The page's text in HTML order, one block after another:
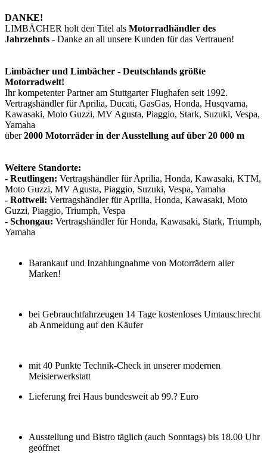
DANKE!
LIMBÄCHER holt den Titel als Motorradhändler des
Jahrzehnts - Danke an all unsere Kunden für das Vertrauen!
Limbächer und Limbächer - Deutschlands größte
Motorradwelt!
Ihr kompetenter Partner am Stuttgarter Flughafen seit 1992.
Vertragshändler für Aprilia, Ducati, GasGas, Honda, Husqvarna,
Kawasaki, Moto Guzzi, MV Agusta, Piaggio, Stark, Suzuki, Vespa,
Yamaha
über2000 Motorräder in der Ausstellung auf über 20 000 m
Weitere Standorte:
- Reutlingen: Vertragshändler für Aprilia, Honda, Kawasaki, KTM,
Moto Guzzi, MV Agusta, Piaggio, Suzuki, Vespa, Yamaha
- Rottweil: Vertragshändler für Aprilia, Honda, Kawasaki, Moto
Guzzi, Piaggio, Triumph, Vespa
- Schongau: Vertragshändler für Honda, Kawasaki, Stark, Triumph,
Yamaha
Barankauf und Inzahlungnahme von Motorrädern aller
Marken!
bei Gebrauchtfahrzeugen 14 Tage kostenloses Umtauschrecht
ab Anmeldung auf den Käufer
mit 40 Punkte Technik-Check in unserer modernen
Meisterwerkstatt
Lieferung frei Haus bundesweit ab 99.? Euro
Ausstellung und Bistro täglich (auch Sonntags) bis 18.00 Uhr
geöffnet